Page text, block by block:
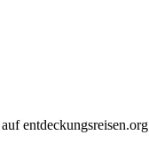
entdeckungsreisen.org